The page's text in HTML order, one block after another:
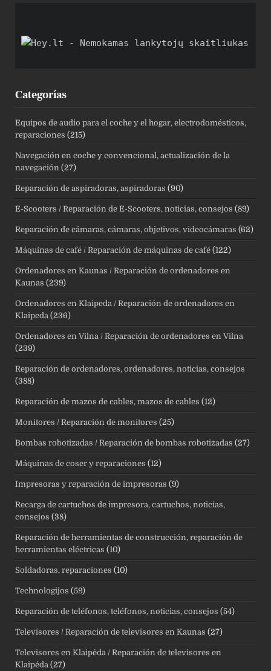
Categorías
Equipos de audio para el coche y el hogar, electrodomésticos,
reparaciones (215)
Navegación en coche y convencional, actualización de la
navegación (27)
Reparación de aspiradoras, aspiradoras (90)
E-Scooters / Reparación de E-Scooters, noticias, consejos (89)
Reparación de cámaras, cámaras, objetivos, videocámaras (62)
Máquinas de café / Reparación de máquinas de café (122)
Ordenadores en Kaunas / Reparación de ordenadores en
Kaunas (239)
Ordenadores en Klaipeda / Reparación de ordenadores en
Klaipeda (236)
Ordenadores en Vilna / Reparación de ordenadores en Vilna
(239)
Reparación de ordenadores, ordenadores, noticias, consejos
(388)
Reparación de mazos de cables, mazos de cables (12)
Monitores / Reparación de monitores (25)
Bombas robotizadas / Reparación de bombas robotizadas (27)
Máquinas de coser y reparaciones (12)
Impresoras y reparación de impresoras (9)
Recarga de cartuchos de impresora, cartuchos, noticias,
consejos (38)
Reparación de herramientas de construcción, reparación de
herramientas eléctricas (10)
Soldadoras, reparaciones (10)
Technologijos (59)
Reparación de teléfonos, teléfonos, noticias, consejos (54)
Televisores / Reparación de televisores en Kaunas (27)
Televisores en Klaipėda / Reparación de televisores en
Klaipėda (27)